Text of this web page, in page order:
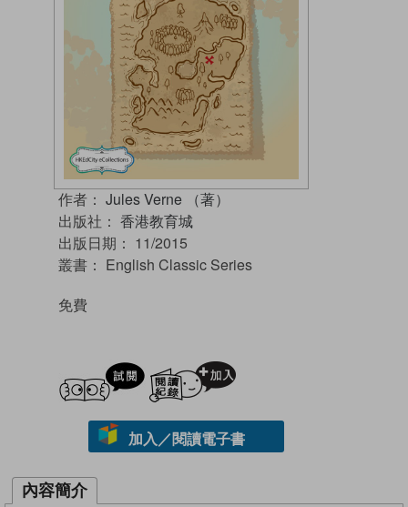
作者： Jules Verne （著）
出版社： 香港教育城
出版日期： 11/2015
叢書： English Classic Series
免費
試閲
加入／閱讀電子書
內容簡介